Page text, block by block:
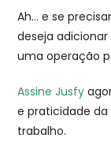
Ah… e se
deseja
uma operação
Assine Jusfy
e praticidade da
trabalho.